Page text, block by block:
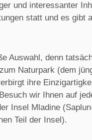
und interessanter
statt und es gibt
Auswahl, denn
Naturpark (dem
ihre
wir Ihnen auf
Insel Mladine
Teil der Insel).